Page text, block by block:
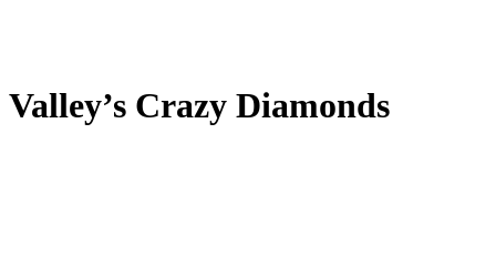
Valley’s Crazy Diamonds